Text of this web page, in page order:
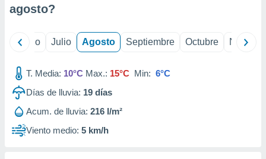
agosto?
Junio Julio Agosto Septiembre Octubre
T. Media: 10°C Max.: 15°C Min: 6°C
Días de lluvia: 19 días
Acum. de lluvia: 216 l/m²
Viento medio: 5 km/h